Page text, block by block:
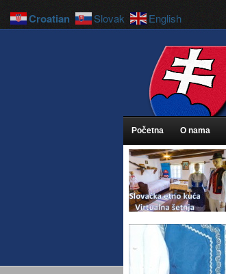
Početna O nama
Croatian Slovak English